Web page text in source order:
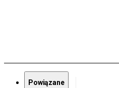
Powiązane